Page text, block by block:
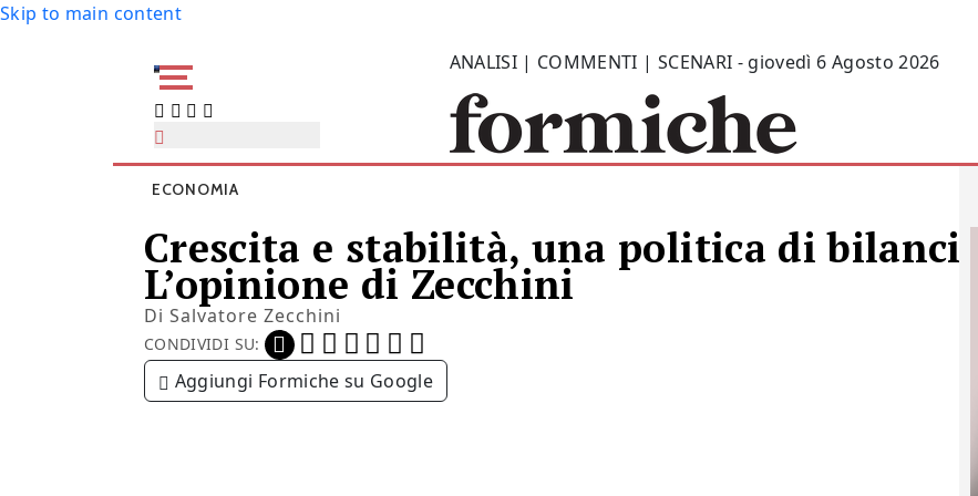
Skip to main content
ANALISI | COMMENTI | SCENARI - giovedì 6 Agosto 2026
ECONOMIA
Crescita e stabilità, una politica di
L’opinione di Zecchini
Di Salvatore Zecchini
CONDIVIDI SU:
Aggiungi Formiche su Google